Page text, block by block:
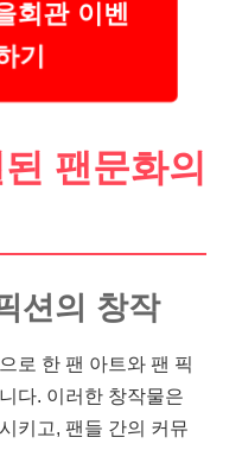
회관 이벤
기
팬문화의
션의 창작
로 한 팬 아트와 팬 픽
다. 이러한 창작물은
키고, 팬들 간의 커뮤